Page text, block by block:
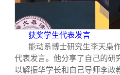
获奖学生代表发言
能动系博士研究生李天枭
代表发言。他分享了自己的研
以解振华学长和自己导师李政